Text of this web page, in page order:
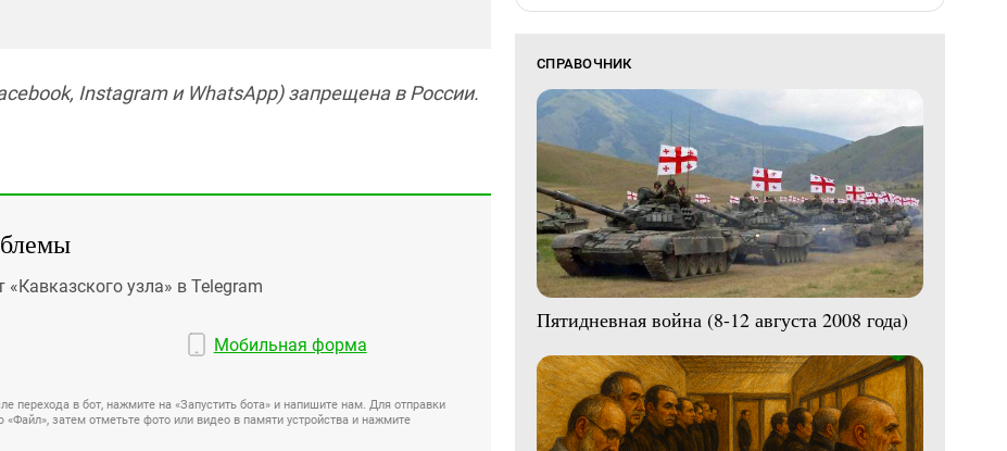
Instagram и WhatsApp) запрещена в России.
узла» в Telegram
Мобильная форма
перехода в бот, нажмите на «Запустить бота» и напишите нам. Для отправки
затем отметьте фото или видео в памяти устройства и нажмите
СПРАВОЧНИК
Пятидневная война (8-12 августа 2008 года)